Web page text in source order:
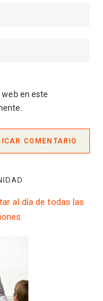
en este
al día de todas las